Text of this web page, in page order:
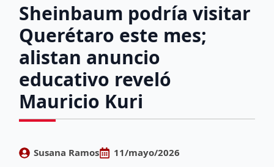
Sheinbaum podría visitar
Querétaro este mes;
alistan anuncio
educativo reveló
Mauricio Kuri
Susana Ramos 11/mayo/2026